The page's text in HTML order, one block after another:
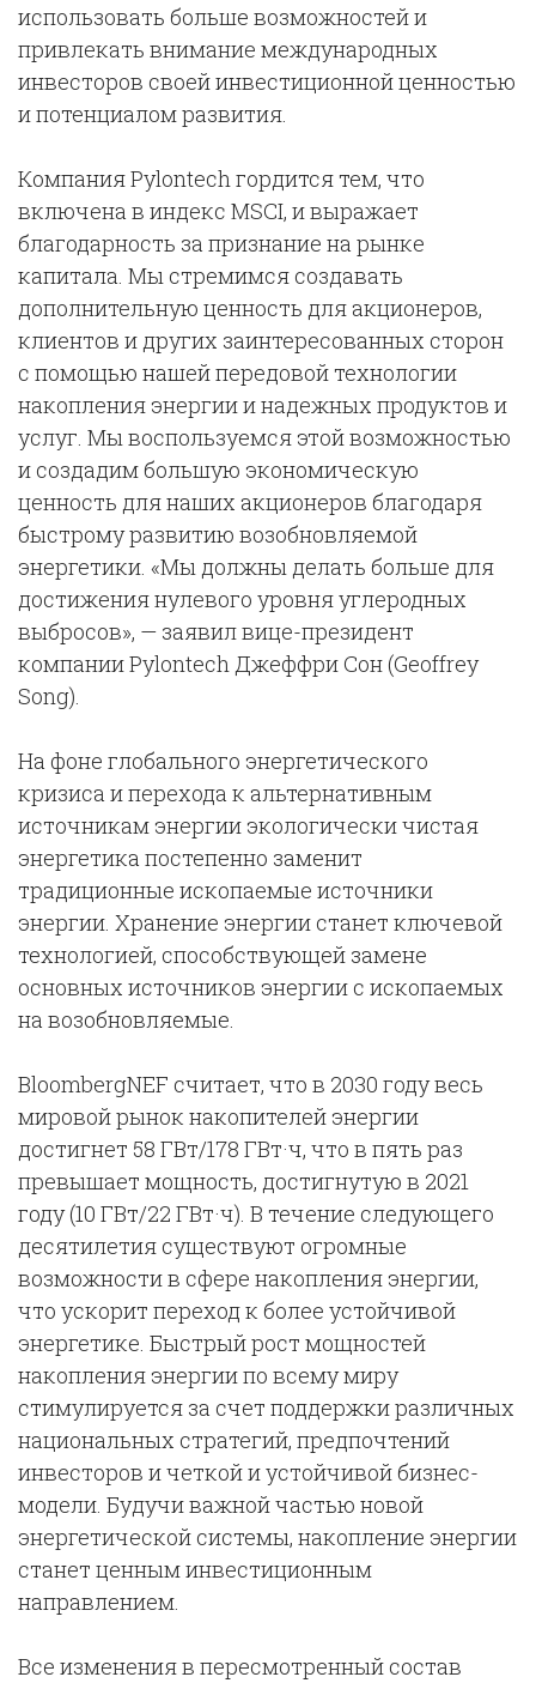
использовать больше возможностей и
привлекать внимание международных
инвесторов своей инвестиционной ценностью
и потенциалом развития.
Компания Pylontech гордится тем, что
включена в индекс MSCI, и выражает
благодарность за признание на рынке
капитала. Мы стремимся создавать
дополнительную ценность для акционеров,
клиентов и других заинтересованных сторон
с помощью нашей передовой технологии
накопления энергии и надежных продуктов и
услуг. Мы воспользуемся этой возможностью
и создадим большую экономическую
ценность для наших акционеров благодаря
быстрому развитию возобновляемой
энергетики. «Мы должны делать больше для
достижения нулевого уровня углеродных
выбросов», — заявил вице-президент
компании Pylontech Джеффри Сон (Geoffrey
Song).
На фоне глобального энергетического
кризиса и перехода к альтернативным
источникам энергии экологически чистая
энергетика постепенно заменит
традиционные ископаемые источники
энергии. Хранение энергии станет ключевой
технологией, способствующей замене
основных источников энергии с ископаемых
на возобновляемые.
BloombergNEF считает, что в 2030 году весь
мировой рынок накопителей энергии
достигнет 58 ГВт/178 ГВт·ч, что в пять раз
превышает мощность, достигнутую в 2021
году (10 ГВт/22 ГВт·ч). В течение следующего
десятилетия существуют огромные
возможности в сфере накопления энергии,
что ускорит переход к более устойчивой
энергетике. Быстрый рост мощностей
накопления энергии по всему миру
стимулируется за счет поддержки различных
национальных стратегий, предпочтений
инвесторов и четкой и устойчивой бизнес-
модели. Будучи важной частью новой
энергетической системы, накопление энергии
станет ценным инвестиционным
направлением.
Все изменения в пересмотренный состав